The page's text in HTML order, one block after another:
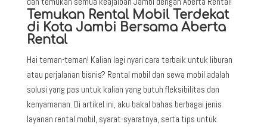
Temukan Rental Mobil Terdekat
di Kota Jambi Bersama Aberta
Rental
Hai teman-teman! Kalian lagi nyari cara terbaik untuk liburan
atau perjalanan bisnis? Rental mobil dan sewa mobil adalah
solusi yang pas untuk kalian yang butuh fleksibilitas dan
kenyamanan. Di artikel ini, aku bakal bahas berbagai jenis
layanan rental mobil, syarat-syaratnya, serta tips untuk